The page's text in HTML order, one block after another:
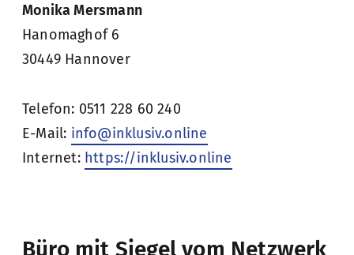
Monika Mersmann
Hanomaghof 6
30449 Hannover
Telefon: 0511 228 60 240
E-Mail: info@inklusiv.online
Internet: https://inklusiv.online
Büro mit Siegel vom Netzwerk